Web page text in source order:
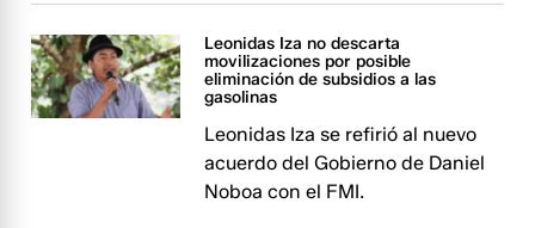
Leonidas Iza no descarta
movilizaciones por posible
eliminación de subsidios a las
gasolinas
Leonidas Iza se refirió al nuevo
acuerdo del Gobierno de Daniel
Noboa con el FMI.